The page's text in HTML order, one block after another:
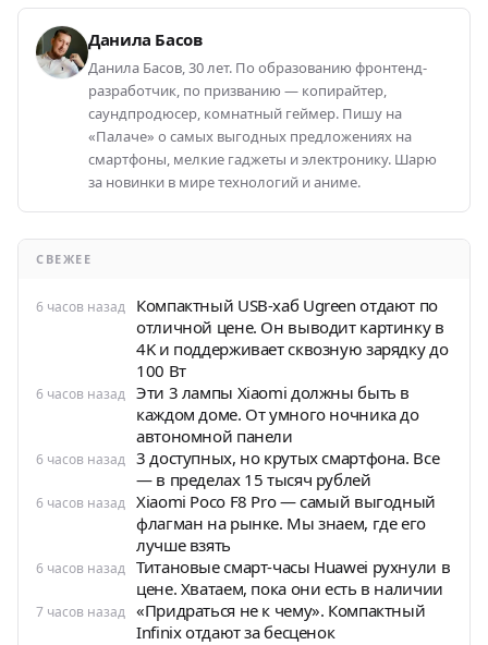
Данила Басов
Данила Басов, 30 лет. По образованию фронтенд-
разработчик, по призванию — копирайтер,
саундпродюсер, комнатный геймер. Пишу на
«Палаче» о самых выгодных предложениях на
смартфоны, мелкие гаджеты и электронику. Шарю
за новинки в мире технологий и аниме.
СВЕЖЕЕ
6 часов назад
Компактный USB-хаб Ugreen отдают по
отличной цене. Он выводит картинку в
4K и поддерживает сквозную зарядку до
100 Вт
6 часов назад Эти 3 лампы Xiaomi должны быть в
каждом доме. От умного ночника до
автономной панели
6 часов назад 3 доступных, но крутых смартфона. Все
— в пределах 15 тысяч рублей
6 часов назад Xiaomi Poco F8 Pro — самый выгодный
флагман на рынке. Мы знаем, где его
лучше взять
6 часов назад Титановые смарт-часы Huawei рухнули в
цене. Хватаем, пока они есть в наличии
7 часов назад «Придраться не к чему». Компактный
Infinix отдают за бесценок